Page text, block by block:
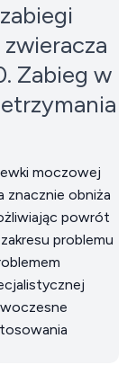
Zabieg w
moczowej
znacznie obniża
powrót
problemu